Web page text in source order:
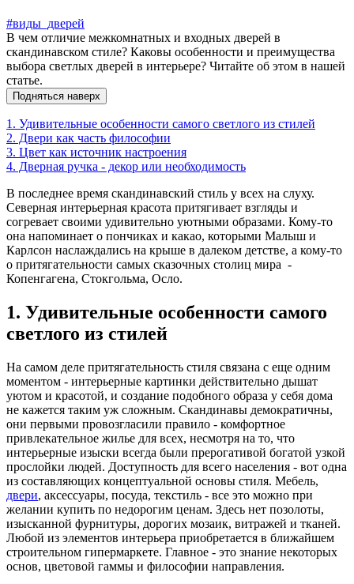
#виды_дверей
В чем отличие межкомнатных и входных дверей в
скандинавском стиле? Каковы особенности и преимущества
выбора светлых дверей в интерьере? Читайте об этом в нашей
статье.
Подняться наверх
1. Удивительные особенности самого светлого из стилей
2. Двери как часть философии
3. Цвет как источник настроения
4. Дверная ручка - декор или необходимость
В последнее время скандинавский стиль у всех на слуху.
Северная интерьерная красота притягивает взгляды и
согревает своими удивительно уютными образами. Кому-то
она напоминает о пончиках и какао, которыми Малыш и
Карлсон наслаждались на крыше в далеком детстве, а кому-то
о притягательности самых сказочных столиц мира -
Копенгагена, Стокгольма, Осло.
1. Удивительные особенности самого
светлого из стилей
На самом деле притягательность стиля связана с еще одним
моментом - интерьерные картинки действительно дышат
уютом и красотой, и создание подобного образа у себя дома
не кажется таким уж сложным. Скандинавы демократичны,
они первыми провозгласили правило - комфортное
привлекательное жилье для всех, несмотря на то, что
интерьерные изыски всегда были прерогативой богатой узкой
прослойки людей. Доступность для всего населения - вот одна
из составляющих концептуальной основы стиля. Мебель,
двери, аксессуары, посуда, текстиль - все это можно при
желании купить по недорогим ценам. Здесь нет позолоты,
изысканной фурнитуры, дорогих мозаик, витражей и тканей.
Любой из элементов интерьера приобретается в ближайшем
строительном гипермаркете. Главное - это знание некоторых
основ, цветовой гаммы и философии направления.